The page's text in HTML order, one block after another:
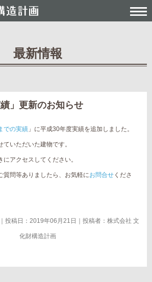
最新情報
績」更新のお知らせ
での実績 」に平成30年度実績を追加しました。
いただいた建物です。
アクセスしてください。
質問等ありましたら、お気軽にお問合せ くださ
｜投稿日：2019年06月21日｜投稿者： 株式会社 文
化財構造計画